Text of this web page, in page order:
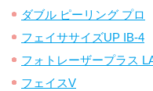
ダブル ピーリング プロ
フェイササイズUP IB-4
フォトレーザープラス
フェイスV